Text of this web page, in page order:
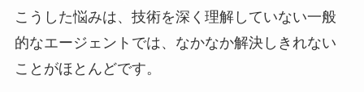
こうした悩みは、技術を深く理解していない一般
的なエージェントでは、なかなか解決しきれない
ことがほとんどです。